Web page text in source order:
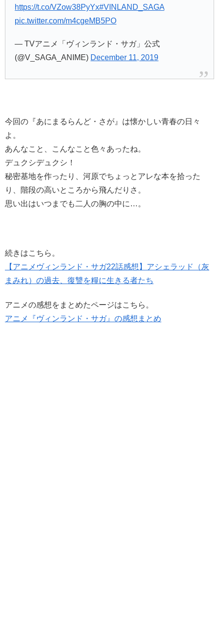
https://t.co/VZow38PyYx#VINLAND_SAGA
pic.twitter.com/m4cgeMB5PO
— TVアニメ「ヴィンランド・サガ」公式
(@V_SAGA_ANIME) December 11, 2019
今回の『あにまるらんど・さが』は懐かしい青春の日々
よ。
あんなこと、こんなこと色々あったね。
デュクシデュクシ！
秘密基地を作ったり、河原でちょっとアレな本を拾った
り、階段の高いところから飛んだりさ。
思い出はいつまでも二人の胸の中に…。
続きはこちら。
【アニメヴィンランド・サガ22話感想】アシェラッド（灰
まみれ）の過去、復讐を糧に生きる者たち
アニメの感想をまとめたページはこちら。
アニメ『ヴィンランド・サガ』の感想まとめ